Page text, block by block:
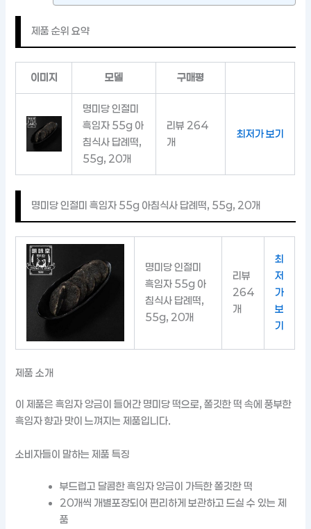
제품 순위 요약
이미지 모델 구매평
명미당 인절미
흑임자 55g 아
침식사 답례떡,
55g, 20개
리뷰 264
개
최저가 보기
명미당 인절미 흑임자 55g 아침식사 답례떡, 55g, 20개
명미당 인절미
흑임자 55g 아
침식사 답례떡,
55g, 20개
리뷰
264
개
최
저
가
보
기
제품 소개
이 제품은 흑임자 앙금이 들어간 명미당 떡으로, 쫄깃한 떡 속에 풍부한
흑임자 향과 맛이 느껴지는 제품입니다.
소비자들이 말하는 제품 특징
부드럽고 달콤한 흑임자 앙금이 가득한 쫄깃한 떡
20개씩 개별포장되어 편리하게 보관하고 드실 수 있는 제
품